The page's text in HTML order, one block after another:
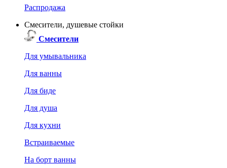
Распродажа
Смесители, душевые стойки
Смесители
Для умывальника
Для ванны
Для биде
Для душа
Для кухни
Встраиваемые
На борт ванны